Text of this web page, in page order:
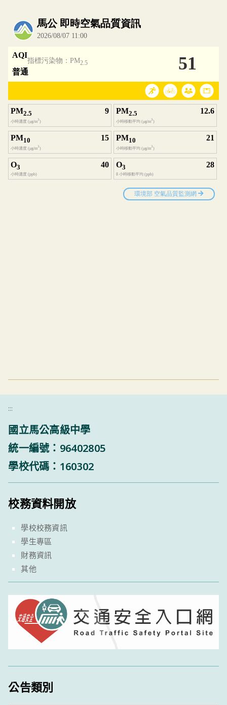
內嵌空氣品質小工具為視覺預覽，完整即時空
:::
國立馬公高級中學
統一編號：96402805
學校代碼：160302
校務資料開放
學校校務資訊
學生專區
財務資訊
其他
公告類別